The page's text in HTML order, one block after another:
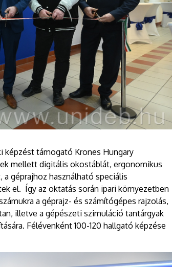
képzést támogató Krones Hungary
mellett digitális okostáblát, ergonomikus
géprajhoz használható speciális
el. Így az oktatás során ipari környezetben
a géprajz- és számítógépes rajzolás,
illetve a gépészeti szimuláció tantárgyak
Félévenként 100-120 hallgató képzése